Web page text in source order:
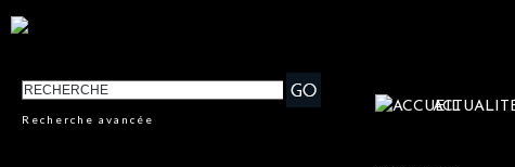
Recherche avancée